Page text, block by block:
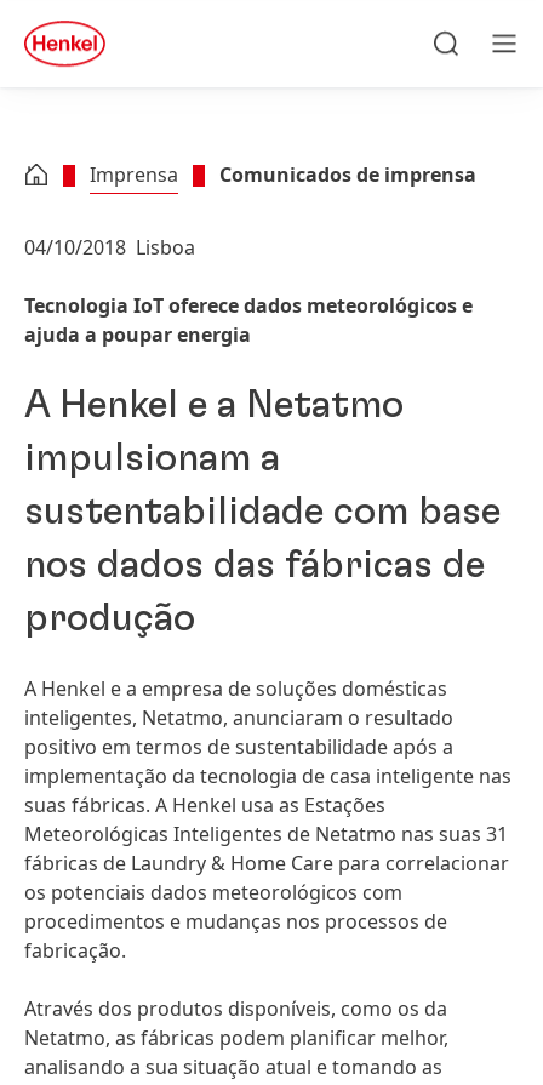
Skip to footer
quick
search
Imprensa Comunicados de imprensa
04/10/2018 Lisboa
Tecnologia IoT oferece dados meteorológicos e
ajuda a poupar energia
A Henkel e a Netatmo
impulsionam a
sustentabilidade com base
nos dados das fábricas de
produção
A Henkel e a empresa de soluções domésticas
inteligentes, Netatmo, anunciaram o resultado
positivo em termos de sustentabilidade após a
implementação da tecnologia de casa inteligente nas
suas fábricas. A Henkel usa as Estações
Meteorológicas Inteligentes de Netatmo nas suas 31
fábricas de Laundry & Home Care para correlacionar
os potenciais dados meteorológicos com
procedimentos e mudanças nos processos de
fabricação.
Através dos produtos disponíveis, como os da
Netatmo, as fábricas podem planificar melhor,
analisando a sua situação atual e tomando as